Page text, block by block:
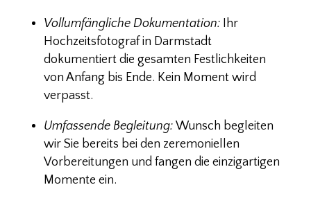
Vollumfängliche Dokumentation: Ihr
Hochzeitsfotograf in Darmstadt
dokumentiert die gesamten Festlichkeiten
von Anfang bis Ende. Kein Moment wird
verpasst.
Umfassende Begleitung: Wunsch begleiten
wir Sie bereits bei den zeremoniellen
Vorbereitungen und fangen die einzigartigen
Momente ein.